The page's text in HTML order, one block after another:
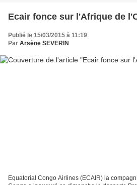
Ecair fonce sur l'Afrique de
Publié le 15/03/2015 à 11:19
Par Arsène SEVERIN
Equatorial Congo Airlines (ECAIR) la